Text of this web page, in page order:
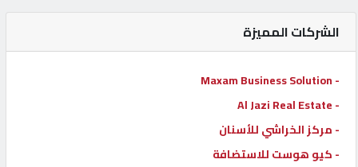
كيو
ماركت
الدليل
القطري
الشركات المميزة
- Maxam Business Solution
- Al Jazi Real Estate
- مركز الخراشي للأسنان
- كيو هوست للاستضافة